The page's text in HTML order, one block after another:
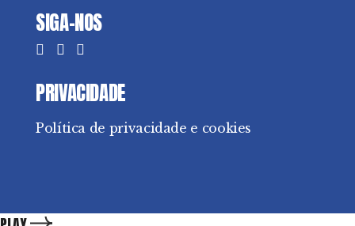
SIGA-NOS
PRIVACIDADE
Política de privacidade e cookies